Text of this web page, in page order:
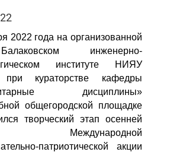
2022 года на организованной
инженерно-
институте НИЯУ
кураторстве кафедры
дисциплины»
общегородской площадке
творческий этап осенней
Международной
патриотической акции